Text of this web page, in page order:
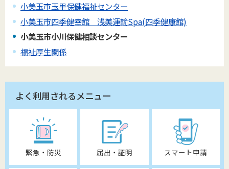
小美玉市玉里保健福祉センター
小美玉市四季健幸館 浅美運輸Spa(四季健康館)
小美玉市小川保健相談センター
福祉厚生関係
よく利用されるメニュー
緊急・防災 届出・証明 スマート申請